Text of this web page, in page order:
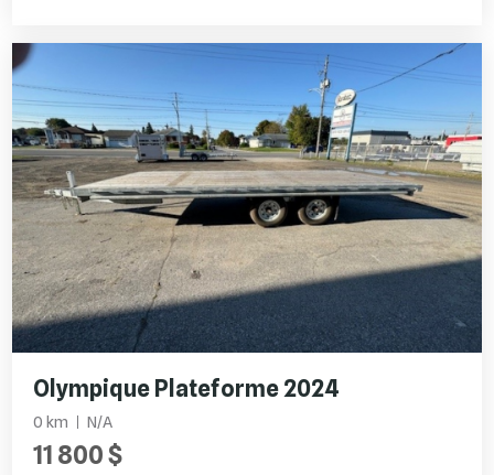
Olympique Plateforme 2024
0 km N/A
11 800 $